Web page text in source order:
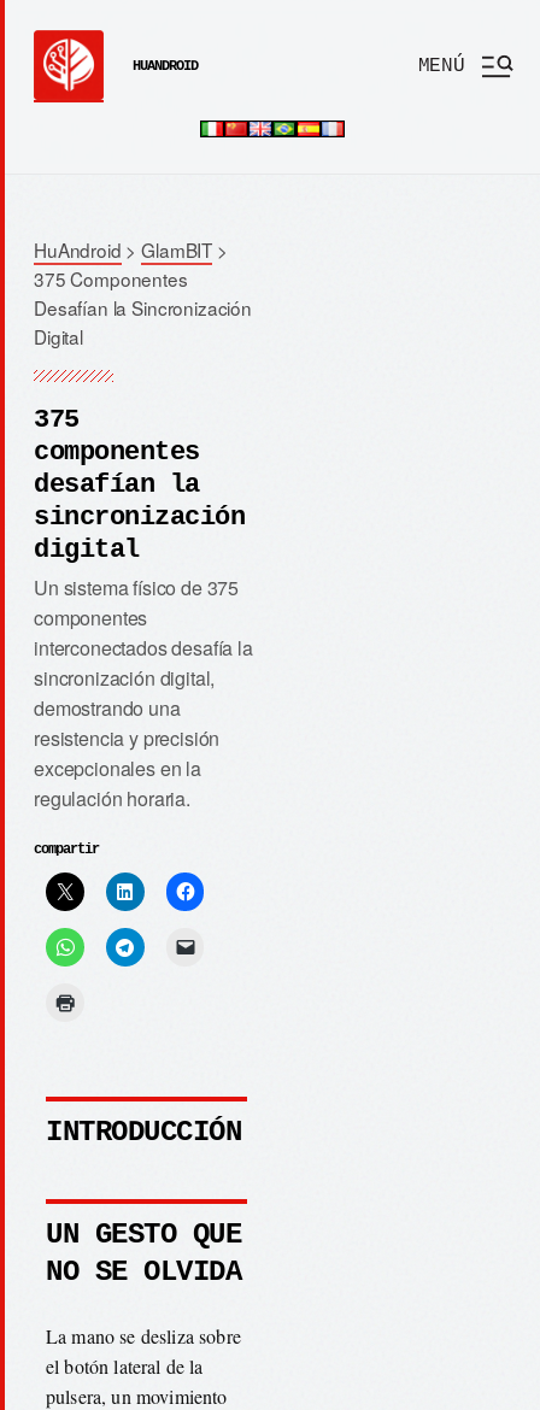
HUANDROID MENÚ
HuAndroid >GlamBIT >
375 Componentes
Desafían la Sincronización
Digital
375
componentes
desafían la
sincronización
digital
Un sistema físico de 375
componentes
interconectados desafía la
sincronización digital,
demostrando una
resistencia y precisión
excepcionales en la
regulación horaria.
compartir
INTRODUCCIÓN
UN GESTO QUE
NO SE OLVIDA
La mano se desliza sobre
el botón lateral de la
pulsera, un movimiento